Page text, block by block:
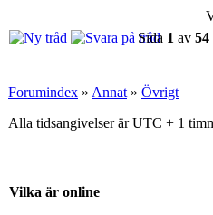
Sida 1 av 54
Forumindex » Annat » Övrigt
Alla tidsangivelser är UTC + 1
Vilka är online